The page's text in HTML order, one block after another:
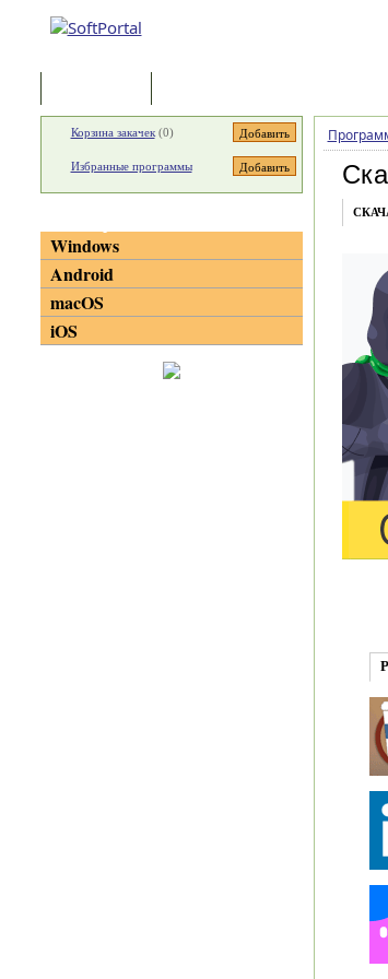
Корзина закачек(0)
Избранные программы
Windows
Android
macOS
iOS